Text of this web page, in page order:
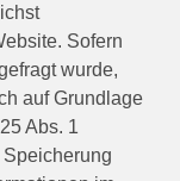
Sofern
wurde,
auf Grundlage
Abs. 1